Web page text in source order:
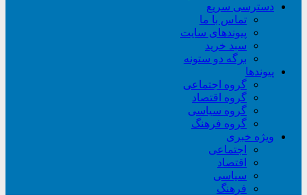
دسترسی سریع
تماس با ما
پیوندهای سایت
سبد خريد
برگه دو ستونه
پیوندها
گروه اجتماعی
گروه اقتصاد
گروه سیاسی
گروه فرهنگ
ویژه خبری
اجتماعی
اقتصاد
سیاسی
فرهنگ